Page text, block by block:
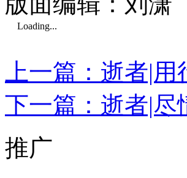
Loading...
上一篇：逝者|
下一篇：逝者|尽
推广